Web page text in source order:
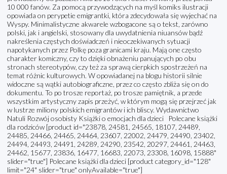
10 000 fanów. Za pomocą przywodzących na myśl komiks ilustracji
opowiada on perypetie emigrantki, która zdecydowała się wyjechać na
Wyspy. Minimalistyczne akwarele wzbogacone są o tekst, zarówno
polski, jak i angielski, stosowany dla uwydatnienia niuansów bądź
nakreślenia częstych doświadczeń i nieoczekiwanych sytuacji
napotykanych przez Polkę poza granicami kraju. Mają one często
charakter komiczny, czy to dzięki obnażeniu panujących po obu
stronach stereotypów, czy też za sprawą cierpkich spostrzeżeń na
temat różnic kulturowych. W opowiadanej na blogu historii silnie
widoczne są wątki autobiograficzne, przez co często zbliża się on do
dokumentu. To po trosze reportaż, po trosze pamiętnik, a przede
wszystkim artystyczny zapis przeżyć, w którym mogą się przejrzeć jak
w lustrze miliony polskich emigrantów i ich bliscy. Wydawnictwo
Natuli Rozwój osobisty Książki o emocjach dla dzieci Polecane książki
dla rodziców [product id="23878, 24581, 24565, 18107, 24489,
24485, 24466, 24465, 24464, 23607, 22002, 24479, 24490, 23402,
24494, 24493, 24491, 24289, 24290, 23542, 20297, 24461, 24463,
24462, 15677, 23836, 16477, 16683, 22073, 23308, 16098, 15888"
slider="true"] Polecane książki dla dzieci [product category_id="128"
limit="24" slider="true" onlyAvailable="true"]